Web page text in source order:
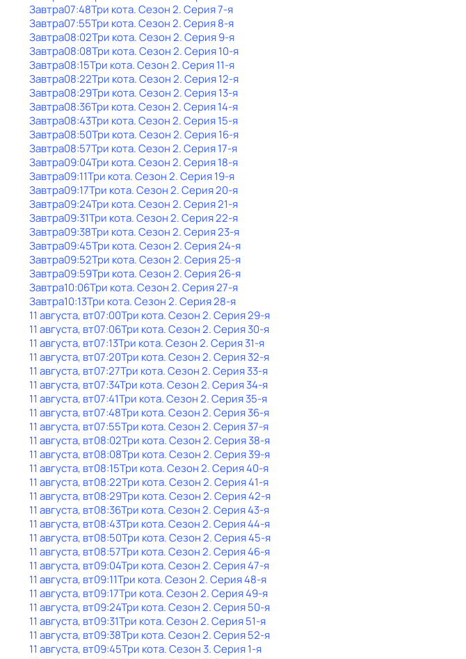
Завтра07:48Три кота. Сезон 2. Серия 7-я
Завтра07:55Три кота. Сезон 2. Серия 8-я
Завтра08:02Три кота. Сезон 2. Серия 9-я
Завтра08:08Три кота. Сезон 2. Серия 10-я
Завтра08:15Три кота. Сезон 2. Серия 11-я
Завтра08:22Три кота. Сезон 2. Серия 12-я
Завтра08:29Три кота. Сезон 2. Серия 13-я
Завтра08:36Три кота. Сезон 2. Серия 14-я
Завтра08:43Три кота. Сезон 2. Серия 15-я
Завтра08:50Три кота. Сезон 2. Серия 16-я
Завтра08:57Три кота. Сезон 2. Серия 17-я
Завтра09:04Три кота. Сезон 2. Серия 18-я
Завтра09:11Три кота. Сезон 2. Серия 19-я
Завтра09:17Три кота. Сезон 2. Серия 20-я
Завтра09:24Три кота. Сезон 2. Серия 21-я
Завтра09:31Три кота. Сезон 2. Серия 22-я
Завтра09:38Три кота. Сезон 2. Серия 23-я
Завтра09:45Три кота. Сезон 2. Серия 24-я
Завтра09:52Три кота. Сезон 2. Серия 25-я
Завтра09:59Три кота. Сезон 2. Серия 26-я
Завтра10:06Три кота. Сезон 2. Серия 27-я
Завтра10:13Три кота. Сезон 2. Серия 28-я
11 августа, вт07:00Три кота. Сезон 2. Серия 29-я
11 августа, вт07:06Три кота. Сезон 2. Серия 30-я
11 августа, вт07:13Три кота. Сезон 2. Серия 31-я
11 августа, вт07:20Три кота. Сезон 2. Серия 32-я
11 августа, вт07:27Три кота. Сезон 2. Серия 33-я
11 августа, вт07:34Три кота. Сезон 2. Серия 34-я
11 августа, вт07:41Три кота. Сезон 2. Серия 35-я
11 августа, вт07:48Три кота. Сезон 2. Серия 36-я
11 августа, вт07:55Три кота. Сезон 2. Серия 37-я
11 августа, вт08:02Три кота. Сезон 2. Серия 38-я
11 августа, вт08:08Три кота. Сезон 2. Серия 39-я
11 августа, вт08:15Три кота. Сезон 2. Серия 40-я
11 августа, вт08:22Три кота. Сезон 2. Серия 41-я
11 августа, вт08:29Три кота. Сезон 2. Серия 42-я
11 августа, вт08:36Три кота. Сезон 2. Серия 43-я
11 августа, вт08:43Три кота. Сезон 2. Серия 44-я
11 августа, вт08:50Три кота. Сезон 2. Серия 45-я
11 августа, вт08:57Три кота. Сезон 2. Серия 46-я
11 августа, вт09:04Три кота. Сезон 2. Серия 47-я
11 августа, вт09:11Три кота. Сезон 2. Серия 48-я
11 августа, вт09:17Три кота. Сезон 2. Серия 49-я
11 августа, вт09:24Три кота. Сезон 2. Серия 50-я
11 августа, вт09:31Три кота. Сезон 2. Серия 51-я
11 августа, вт09:38Три кота. Сезон 2. Серия 52-я
11 августа, вт09:45Три кота. Сезон 3. Серия 1-я